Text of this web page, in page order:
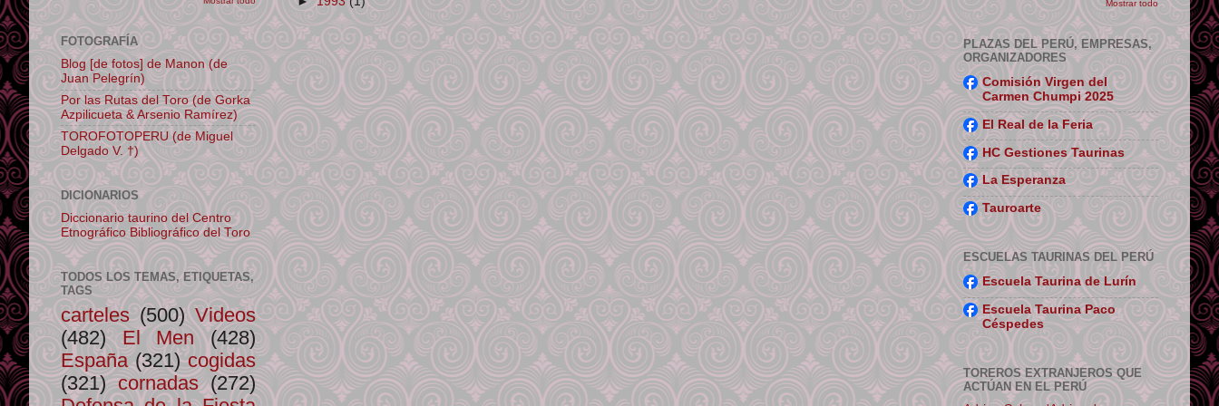
FOTOGRAFÍA
Blog [de fotos] de Manon (de
Juan Pelegrín)
Por las Rutas del Toro (de Gorka
Azpilicueta & Arsenio Ramírez)
TOROFOTOPERU (de Miguel
Delgado V. †)
DICIONARIOS
Diccionario taurino del Centro
Etnográfico Bibliográfico del Toro
TODOS LOS TEMAS, ETIQUETAS,
TAGS
carteles (500) Videos
(482)
El Men
(428)
España (321) cogidas
(321) cornadas (272)
Mostrar todo
PLAZAS DEL PERÚ, EMPRESAS,
ORGANIZADORES
Comisión Virgen del
Carmen Chumpi 2025
El Real de la Feria
HC Gestiones Taurinas
La Esperanza
Tauroarte
ESCUELAS TAURINAS DEL PERÚ
Escuela Taurina de Lurín
Escuela Taurina Paco
Céspedes
TOREROS EXTRANJEROS QUE
ACTÚAN EN EL PERÚ